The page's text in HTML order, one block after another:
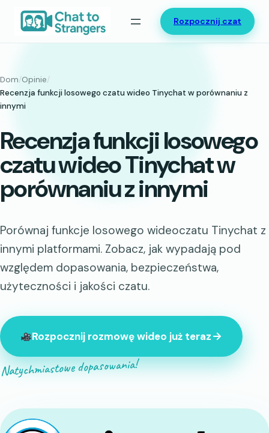
Przejdź
Rozpocznij czat
Dom/Opinie/
Recenzja funkcji losowego czatu wideo Tinychat w porównaniu z
innymi
Recenzja funkcji losowego
czatu wideo Tinychat w
porównaniu z innymi
Porównaj funkcje losowego wideoczatu Tinychat z
innymi platformami. Zobacz, jak wypadają pod
względem dopasowania, bezpieczeństwa,
użyteczności i jakości czatu.
Rozpocznij rozmowę wideo już teraz
Natychmiastowe dopasowania!